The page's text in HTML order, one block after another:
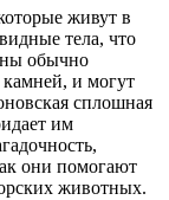
живут в
тела, что
обычно
камней, и могут
сплошная
им
они помогают
животных.